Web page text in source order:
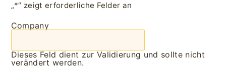
„*“ zeigt erforderliche Felder an
Company
Dieses Feld dient zur Validierung und sollte nicht
verändert werden.